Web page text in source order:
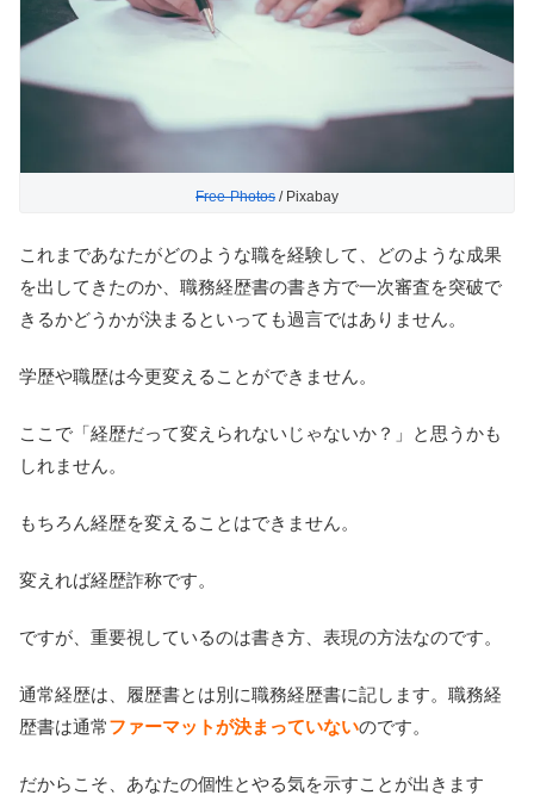
Free-Photos / Pixabay
これまであなたがどのような職を経験して、どのような成果
を出してきたのか、職務経歴書の書き方で一次審査を突破で
きるかどうかが決まるといっても過言ではありません。
学歴や職歴は今更変えることができません。
ここで「経歴だって変えられないじゃないか？」と思うかも
しれません。
もちろん経歴を変えることはできません。
変えれば経歴詐称です。
ですが、重要視しているのは書き方、表現の方法なのです。
通常経歴は、履歴書とは別に職務経歴書に記します。職務経
歴書は通常ファーマットが決まっていないのです。
だからこそ、あなたの個性とやる気を示すことが出きます